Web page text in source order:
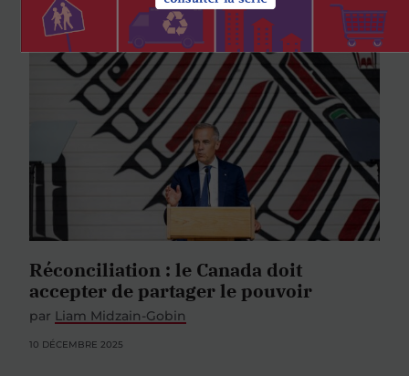
Réconciliation : le Canada doit
accepter de partager le pouvoir
par Liam Midzain-Gobin
10 DÉCEMBRE 2025